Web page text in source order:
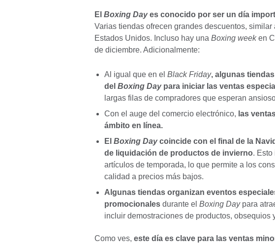
El Boxing Dayes conocido por ser un día
Varias tiendas ofrecen grandes descuentos, similar
Estados Unidos. Incluso hay una Boxing weeken
de diciembre. Adicionalmente:
Al igual que en el Black Friday, algunas
del Boxing Daypara iniciar las ventas
largas filas de compradores que esperan
Con el auge del comercio electrónico, las
ámbito en línea.
El Boxing Daycoincide con el final de la
de liquidación de productos de invierno. Esto
artículos de temporada, lo que permite a los
calidad a precios más bajos.
Algunas tiendas organizan eventos
promocionales durante el Boxing Daypara
incluir demostraciones de productos, obsequios
Como ves, este día es clave para las ventas